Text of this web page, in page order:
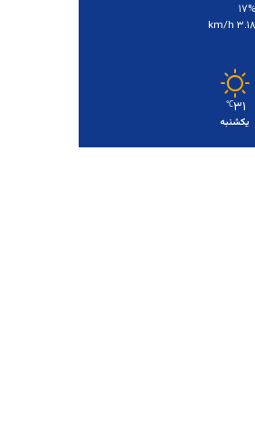
۱۷%
۳.۱۸ km/h
۳۱℃
یکشنبه